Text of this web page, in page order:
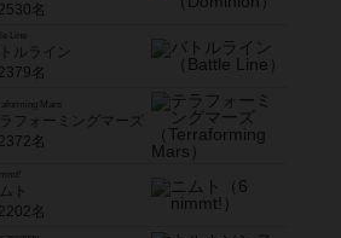
2530名
Line
ルライン
2379名
Mars
フォーミングマーズ
2372名
ト
2202名